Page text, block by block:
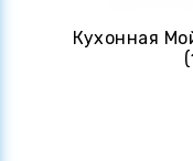
Кухонная